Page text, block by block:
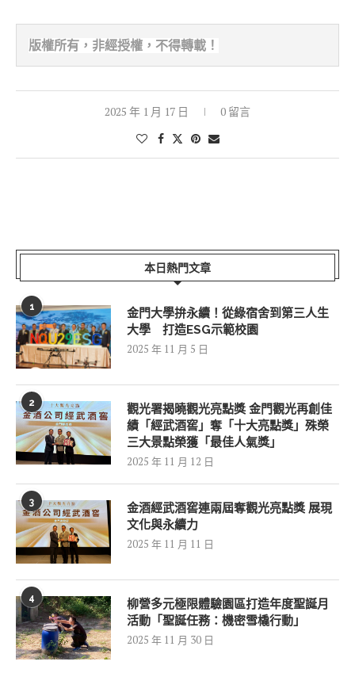
版權所有，非經授權，不得轉載！
2025 年 1 月 17 日 0 留言
本日熱門文章
1
金門大學拚永續！從綠宿舍到第三人生
大學 打造ESG示範校園
2025 年 11 月 5 日
2
觀光署揭曉觀光亮點獎 金門觀光再創佳
績「經武酒窖」奪「十大亮點獎」殊榮
三大景點榮獲「最佳人氣獎」
2025 年 11 月 12 日
3
金酒經武酒窖連兩屆奪觀光亮點獎 展現
文化與永續力
2025 年 11 月 11 日
4
柳營多元極限體驗園區打造年度聖誕月
活動「聖誕任務：機密雪橇行動」
2025 年 11 月 30 日